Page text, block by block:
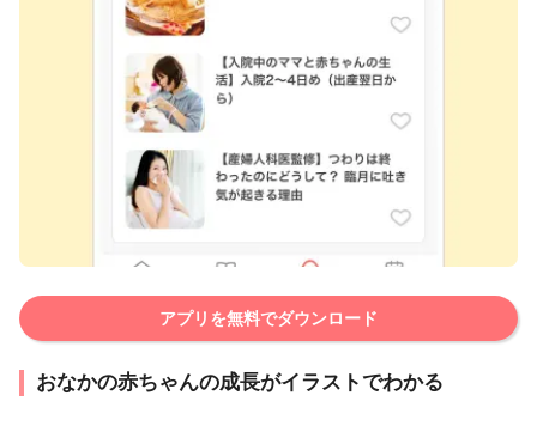
アプリを無料でダウンロード
おなかの赤ちゃんの成長がイラストでわかる